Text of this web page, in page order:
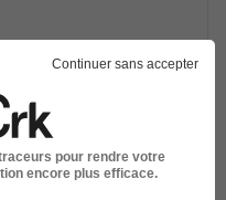
Continuer sans accepter
pour rendre votre
encore plus efficace.